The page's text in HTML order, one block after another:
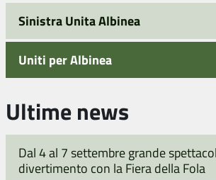
Sinistra Unita Albinea
Uniti per Albinea
Ultime news
Dal 4 al 7 settembre grande
divertimento con la Fiera della Fola